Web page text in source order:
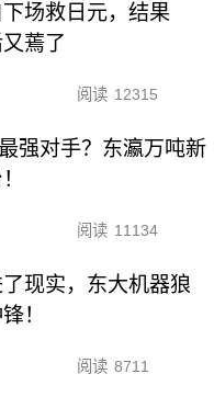
场救日元，结果
蔫了
阅读 12315
强对手？东瀛万吨新
阅读 11134
现实，东大机器狼
！
阅读 8711